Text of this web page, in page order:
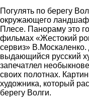
Погулять по берегу
окружающего
Плесе. Панораму это
фильмах «Жестокий
сервиз»
выдающийся русский
запечатлел
своих полотнах.
художника, который
берегу Волги.